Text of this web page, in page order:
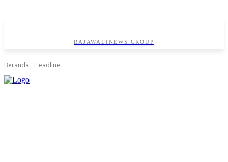
RAJAWALINEWS GROUP
Beranda Headline